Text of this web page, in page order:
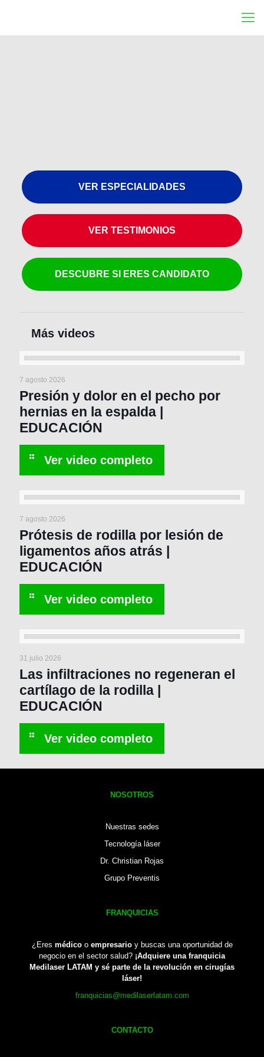
VER ESPECIALIDADES
VER TESTIMONIOS
DESCUBRE SI ERES CANDIDATO
7 agosto 2026
Presión y dolor en el pecho por
hernias en la espalda |
EDUCACIÓN
7 agosto 2026
Prótesis de rodilla por lesión de
ligamentos años atrás |
EDUCACIÓN
31 julio 2026
Las infiltraciones no regeneran el
cartílago de la rodilla |
EDUCACIÓN
NOSOTROS
Nuestras sedes
Tecnología láser
Dr. Christian Rojas
Grupo Preventis
FRANQUICIAS
¿Eres médicoo empresarioy buscas una oportunidad de
negocio en el sector salud? ¡Adquiere una franquicia
Medilaser LATAM y sé parte de la revolución en cirugías
láser!
franquicias@medilaserlatam.com
CONTACTO